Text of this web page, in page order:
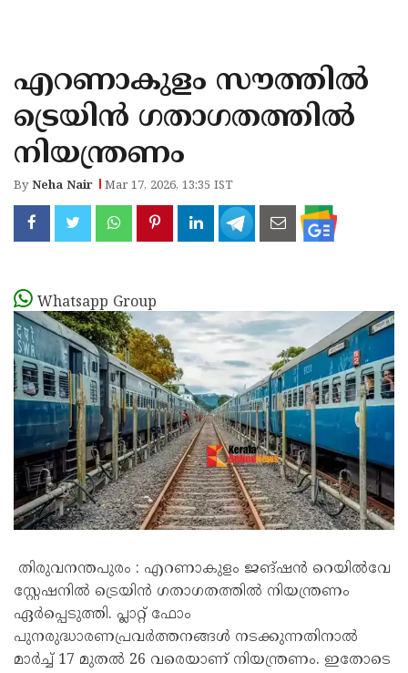
KANNUR
KASARAGOD
എറണാകുളം സൗത്തിൽ
ട്രെയിൻ ഗതാഗതത്തിൽ
നിയന്ത്രണം
ByNeha Nair Mar 17, 2026, 13:35 IST
Whatsapp Group
തിരുവനന്തപുരം : എറണാകുളം ജങ്ഷൻ റെയിൽവേ
സ്റ്റേഷനിൽ ട്രെയിൻ ഗതാഗതത്തിൽ നിയന്ത്രണം
ഏർപ്പെടുത്തി. പ്ലാറ്റ് ഫോം
പുനരുദ്ധാരണപ്രവർത്തനങ്ങൾ നടക്കുന്നതിനാൽ
മാർച്ച് 17 മുതൽ 26 വരെയാണ് നിയന്ത്രണം. ഇതോടെ